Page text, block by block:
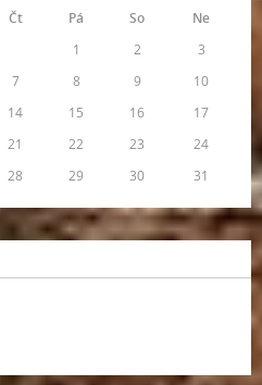
Čt Pá So
Ne
1
2
3
7 8 9
10
14 15 16
17
21 22 23
24
28 29 30 31